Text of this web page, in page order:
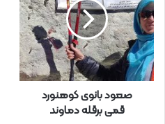
د
ر
ا
و
ا
ر
صعود بانوی کوهنورد
قمی برقله دماوند